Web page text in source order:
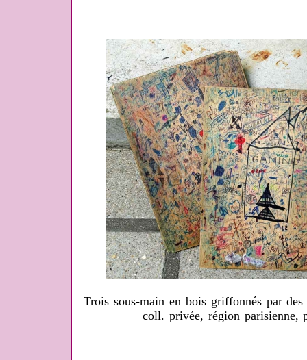
Trois sous-main en bois griffonnés par
coll. privée, région